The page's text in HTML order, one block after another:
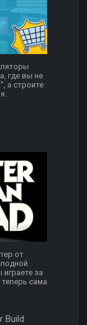
где вы не
а строите
от
за
сама
Build